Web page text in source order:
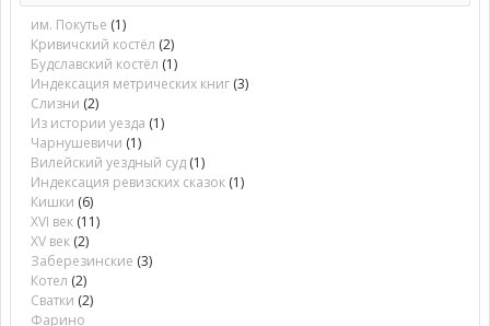
им. Покутье (1)
Кривичский костёл (2)
Будславский костёл (1)
Индексация метрических книг (3)
Слизни (2)
Из истории уезда (1)
Чарнушевичи (1)
Вилейский уездный суд (1)
Индексация ревизских сказок (1)
Кишки (6)
XVI век (11)
XV век (2)
Заберезинские (3)
Котел (2)
Сватки (2)
Фарино